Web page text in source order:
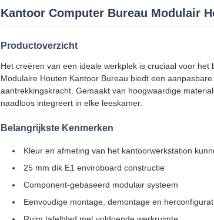
Kantoor Computer Bureau Modulair
Productoverzicht
Het creëren van een ideale werkplek is cruciaal voor
Modulaire Houten Kantoor Bureau biedt een
aantrekkingskracht. Gemaakt van hoogwaardige
naadloos integreert in elke leeskamer.
Belangrijkste Kenmerken
Kleur en afmeting van het kantoorwerkstation
25 mm dik E1 enviroboard constructie
Component-gebaseerd modulair systeem
Eenvoudige montage, demontage en